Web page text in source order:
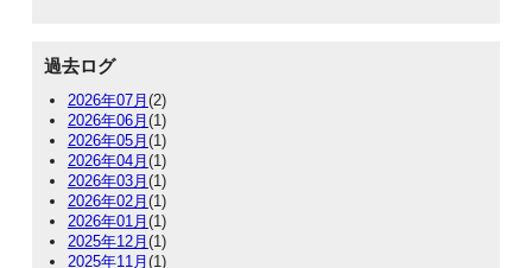
過去ログ
2026年07月 (2)
2026年06月 (1)
2026年05月 (1)
2026年04月 (1)
2026年03月 (1)
2026年02月 (1)
2026年01月 (1)
2025年12月 (1)
2025年11月 (1)